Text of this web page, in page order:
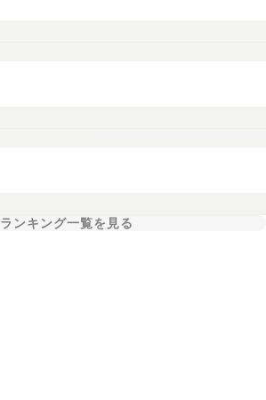
ランキング一覧を見る